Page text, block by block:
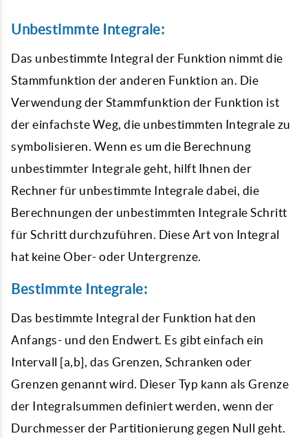
Unbestimmte Integrale:
Das unbestimmte Integral der Funktion nimmt die
Stammfunktion der anderen Funktion an. Die
Verwendung der Stammfunktion der Funktion ist
der einfachste Weg, die unbestimmten Integrale zu
symbolisieren. Wenn es um die Berechnung
unbestimmter Integrale geht, hilft Ihnen der
Rechner für unbestimmte Integrale dabei, die
Berechnungen der unbestimmten Integrale Schritt
für Schritt durchzuführen. Diese Art von Integral
hat keine Ober- oder Untergrenze.
Bestimmte Integrale:
Das bestimmte Integral der Funktion hat den
Anfangs- und den Endwert. Es gibt einfach ein
Intervall [a,b], das Grenzen, Schranken oder
Grenzen genannt wird. Dieser Typ kann als Grenze
der Integralsummen definiert werden, wenn der
Durchmesser der Partitionierung gegen Null geht.